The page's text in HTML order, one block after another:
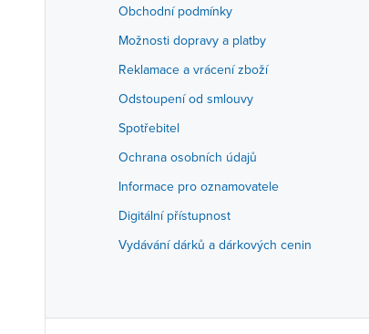
Obchodní podmínky
Možnosti dopravy a platby
Reklamace a vrácení zboží
Odstoupení od smlouvy
Spotřebitel
Ochrana osobních údajů
Informace pro oznamovatele
Digitální přístupnost
Vydávání dárků a dárkových cenin